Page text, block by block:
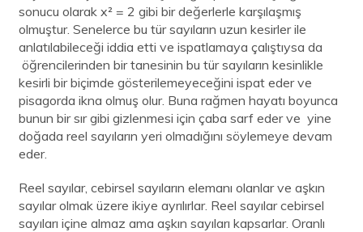
sonucu olarak x² = 2 gibi bir değerlerle karşılaşmış
olmuştur. Senelerce bu tür sayıların uzun kesirler ile
anlatılabileceği iddia etti ve ispatlamaya çalıştıysa da
öğrencilerinden bir tanesinin bu tür sayıların kesinlikle
kesirli bir biçimde gösterilemeyeceğini ispat eder ve
pisagorda ikna olmuş olur. Buna rağmen hayatı boyunca
bunun bir sır gibi gizlenmesi için çaba sarf eder ve yine
doğada reel sayıların yeri olmadığını söylemeye devam
eder.
Reel sayılar, cebirsel sayıların elemanı olanlar ve aşkın
sayılar olmak üzere ikiye ayrılırlar. Reel sayılar cebirsel
sayıları içine almaz ama aşkın sayıları kapsarlar. Oranlı